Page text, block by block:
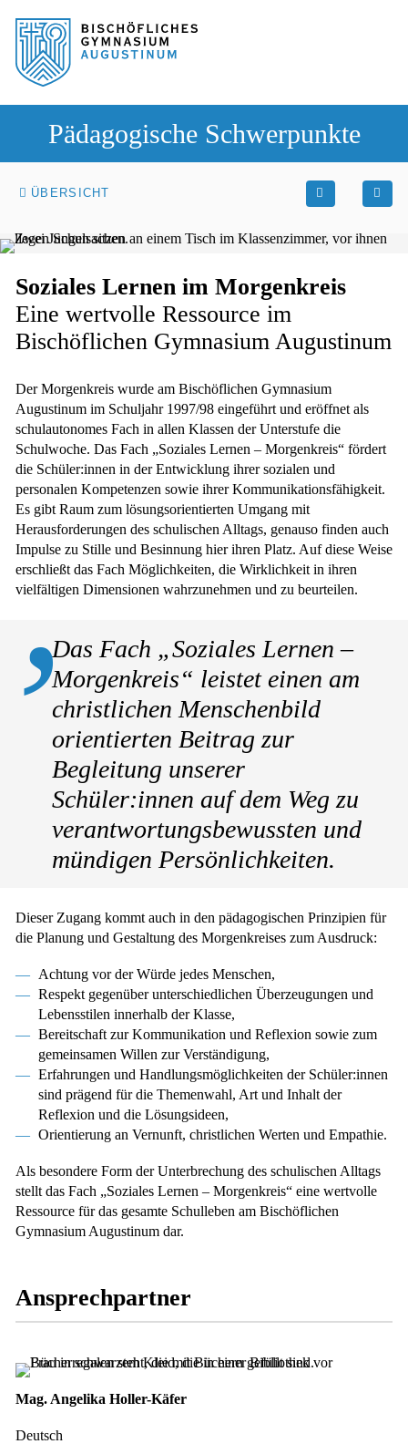
Sprung zum Hauptinhalt
Sprung zur Fusszeile
Pädagogische Schwerpunkte
ÜBERSICHT
Soziales Lernen im Morgenkreis
Eine wertvolle Ressource im
Bischöflichen Gymnasium Augustinum
Der Morgenkreis wurde am Bischöflichen Gymnasium
Augustinum im Schuljahr 1997/98 eingeführt und eröffnet als
schulautonomes Fach in allen Klassen der Unterstufe die
Schulwoche. Das Fach „Soziales Lernen – Morgenkreis“ fördert
die Schüler:innen in der Entwicklung ihrer sozialen und
personalen Kompetenzen sowie ihrer Kommunikationsfähigkeit.
Es gibt Raum zum lösungsorientierten Umgang mit
Herausforderungen des schulischen Alltags, genauso finden auch
Impulse zu Stille und Besinnung hier ihren Platz. Auf diese Weise
erschließt das Fach Möglichkeiten, die Wirklichkeit in ihren
vielfältigen Dimensionen wahrzunehmen und zu beurteilen.
Das Fach „Soziales Lernen –
Morgenkreis“ leistet einen am
christlichen Menschenbild
orientierten Beitrag zur
Begleitung unserer
Schüler:innen auf dem Weg zu
verantwortungsbewussten und
mündigen Persönlichkeiten.
Dieser Zugang kommt auch in den pädagogischen Prinzipien für
die Planung und Gestaltung des Morgenkreises zum Ausdruck:
Achtung vor der Würde jedes Menschen,
Respekt gegenüber unterschiedlichen Überzeugungen und
Lebensstilen innerhalb der Klasse,
Bereitschaft zur Kommunikation und Reflexion sowie zum
gemeinsamen Willen zur Verständigung,
Erfahrungen und Handlungsmöglichkeiten der Schüler:innen
sind prägend für die Themenwahl, Art und Inhalt der
Reflexion und die Lösungsideen,
Orientierung an Vernunft, christlichen Werten und Empathie.
Als besondere Form der Unterbrechung des schulischen Alltags
stellt das Fach „Soziales Lernen – Morgenkreis“ eine wertvolle
Ressource für das gesamte Schulleben am Bischöflichen
Gymnasium Augustinum dar.
Ansprechpartner
Mag. Angelika Holler-Käfer
Deutsch